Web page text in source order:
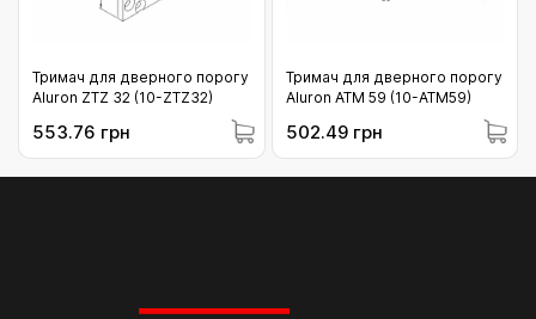
Тримач для дверного порогу
Aluron ZTZ 32 (10-ZTZ32)
553.76 грн
Тримач для дверного порогу
Aluron ATM 59 (10-ATM59)
502.49 грн